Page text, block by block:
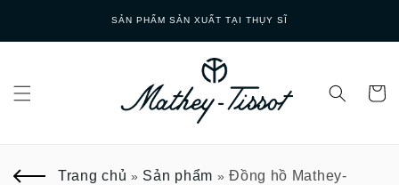
SẢN PHẨM SẢN XUẤT TẠI THỤY SĨ
Trang chủ » Sản phẩm »Đồng hồ Mathey-